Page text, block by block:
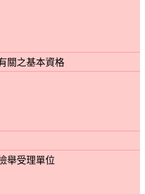
關之基本資格
舉受理單位